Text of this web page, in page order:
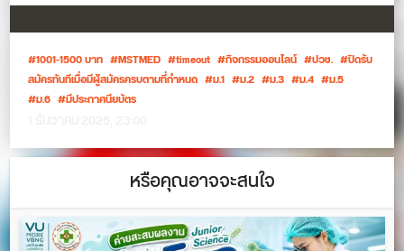
1001-1500 บาท MSTMED timeout กิจกรรมออนไลน์ ปวช.
ปิดรับ
สมัครทันทีเมื่อมีผู้สมัครครบตามที่กำหนด
ม.1 ม.2 ม.3 ม.4
ม.5
ม.6
มีประกาศนียบัตร
หรือคุณอาจจะสนใจ